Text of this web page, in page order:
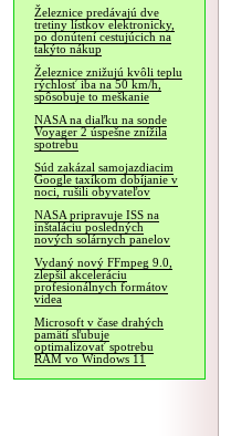
Železnice predávajú dve
tretiny lístkov elektronicky,
po donútení cestujúcich na
takýto nákup
Železnice znižujú kvôli teplu
rýchlosť iba na 50 km/h,
spôsobuje to meškanie
NASA na diaľku na sonde
Voyager 2 úspešne znížila
spotrebu
Súd zakázal samojazdiacim
Google taxíkom dobíjanie v
noci, rušili obyvateľov
NASA pripravuje ISS na
inštaláciu posledných
nových solárnych panelov
Vydaný nový FFmpeg 9.0,
zlepšil akceleráciu
profesionálnych formátov
videa
Microsoft v čase drahých
pamätí sľubuje
optimalizovať spotrebu
RAM vo Windows 11